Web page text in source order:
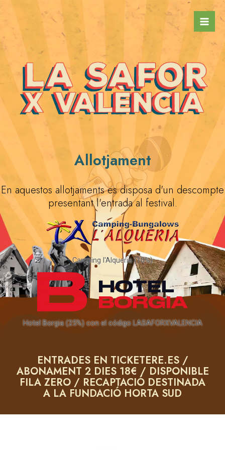
Allotjament
En aquestos allotjaments es disposa d'un descompte
presentant l'entrada al festival.
Camping l'Alqueria (10%)
Hotel Borgia (25%) con el código LASAFORXVALENCIA
ENTRADES EN TICKETERE.ES /
ABONAMENT 2 DIES 18€ / DISPONIBLE
FILA ZERO / RECAPTACIÓ DESTINADA
A LA FUNDACIÓ HORTA SUD